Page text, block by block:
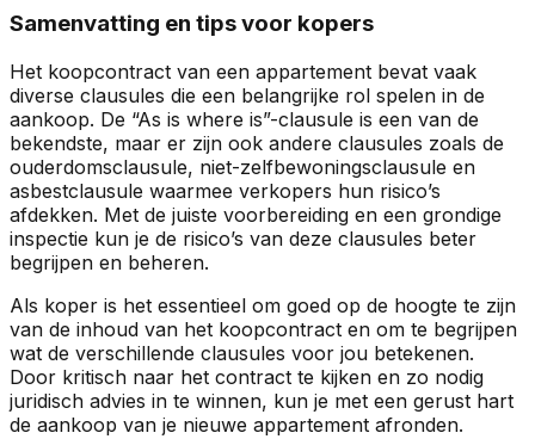
Samenvatting en tips voor kopers
Het koopcontract van een appartement bevat vaak
diverse clausules die een belangrijke rol spelen in de
aankoop. De “As is where is”-clausule is een van de
bekendste, maar er zijn ook andere clausules zoals de
ouderdomsclausule, niet-zelfbewoningsclausule en
asbestclausule waarmee verkopers hun risico’s
afdekken. Met de juiste voorbereiding en een grondige
inspectie kun je de risico’s van deze clausules beter
begrijpen en beheren.
Als koper is het essentieel om goed op de hoogte te zijn
van de inhoud van het koopcontract en om te begrijpen
wat de verschillende clausules voor jou betekenen.
Door kritisch naar het contract te kijken en zo nodig
juridisch advies in te winnen, kun je met een gerust hart
de aankoop van je nieuwe appartement afronden.